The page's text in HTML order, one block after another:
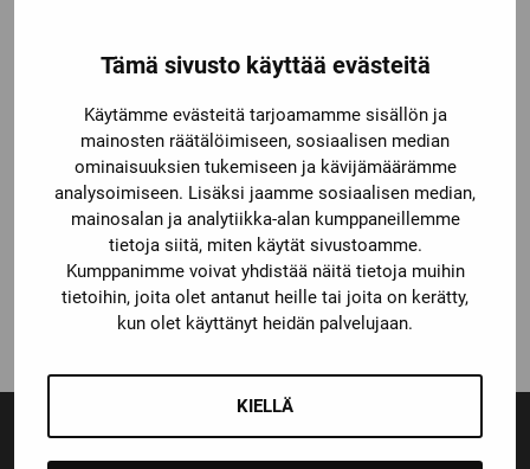
Tämä sivusto käyttää evästeitä
Käytämme evästeitä tarjoamamme sisällön ja
mainosten räätälöimiseen, sosiaalisen median
ominaisuuksien tukemiseen ja kävijämäärämme
analysoimiseen. Lisäksi jaamme sosiaalisen median,
mainosalan ja analytiikka-alan kumppaneillemme
tietoja siitä, miten käytät sivustoamme.
Kumppanimme voivat yhdistää näitä tietoja muihin
tietoihin, joita olet antanut heille tai joita on kerätty,
kun olet käyttänyt heidän palvelujaan.
KIELLÄ
CCM
CCM JETSPEED FT1
HARTIASUOJAT
44,90€